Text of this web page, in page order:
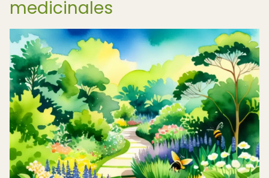
medicinales